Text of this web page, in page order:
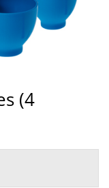
(4